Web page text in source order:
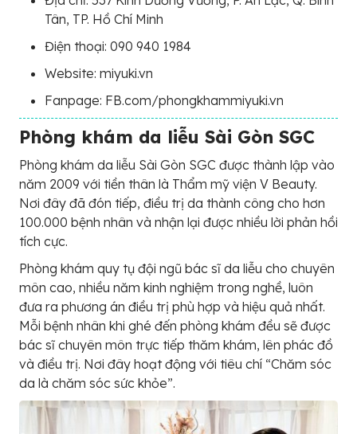
Tân, TP. Hồ Chí Minh
Điện thoại: 090 940 1984
Website: miyuki.vn
Fanpage: FB.com/phongkhammiyuki.vn
Phòng khám da liễu Sài Gòn SGC
Phòng khám da liễu Sài Gòn SGC được thành lập vào
năm 2009 với tiền thân là Thẩm mỹ viện V Beauty.
Nơi đây đã đón tiếp, điều trị da thành công cho hơn
100.000 bệnh nhân và nhận lại được nhiều lời phản hồi
tích cực.
Phòng khám quy tụ đội ngũ bác sĩ da liễu cho chuyên
môn cao, nhiều năm kinh nghiệm trong nghề, luôn
đưa ra phương án điều trị phù hợp và hiệu quả nhất.
Mỗi bệnh nhân khi ghé đến phòng khám đều sẽ được
bác sĩ chuyên môn trực tiếp thăm khám, lên phác đồ
và điều trị. Nơi đây hoạt động với tiêu chí “Chăm sóc
da là chăm sóc sức khỏe”.